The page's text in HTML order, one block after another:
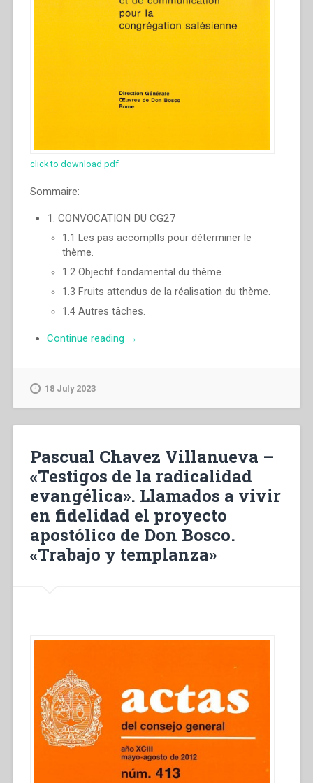
click to download pdf
Sommaire:
1. CONVOCATION DU CG27
1.1 Les pas accomplIs pour déterminer le
thème.
1.2 Objectif fondamental du thème.
1.3 Fruits attendus de la réalisation du thème.
1.4 Autres tâches.
Continue reading “Pascual
évangélique»
Appelés
à
vivre
avec
fedélité
le
projet
→
18 July 2023
Pascual Chavez Villanueva –
«Testigos de la radicalidad
evangélica». Llamados a vivir
en fidelidad el proyecto
apostólico de Don Bosco.
«Trabajo y templanza»